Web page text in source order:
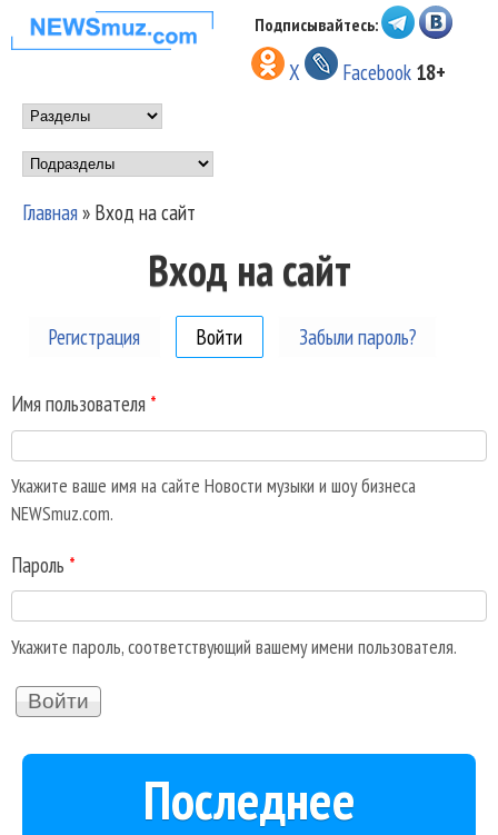
Перейти к основному
содержанию
НОВОСТИ
МУЗЫКИ И
ШОУ БИЗНЕСА
NEWSMUZ.COM
Подписывайтесь:
X Facebook 18+
Main menu
Подразделы
Вы здесь
Главная» Вход на сайт
Вход на сайт
Регистрация Войти (активная вкладка)
Забыли пароль?
Имя пользователя *
Укажите ваше имя на сайте Новости музыки и шоу бизнеса
NEWSmuz.com.
Пароль *
Укажите пароль, соответствующий вашему имени пользователя.
Последнее